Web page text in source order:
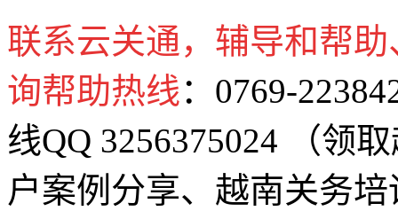
联系云关通，辅导和帮
询帮助热线：0769-
线QQ 3256375024 （领
户案例分享、越南关务